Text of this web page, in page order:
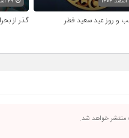
و روز عید سعید فطر گذر از
منتشر خواهد شد.